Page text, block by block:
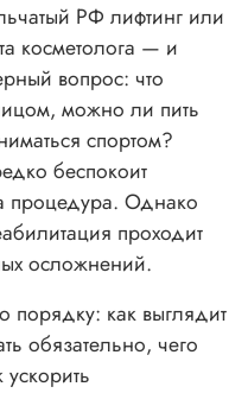
РФ лифтинг или
косметолога — и
вопрос: что
можно ли пить
спортом?
беспокоит
процедура. Однако
проходит
осложнений.
порядку: как выглядит
обязательно, чего
ускорить